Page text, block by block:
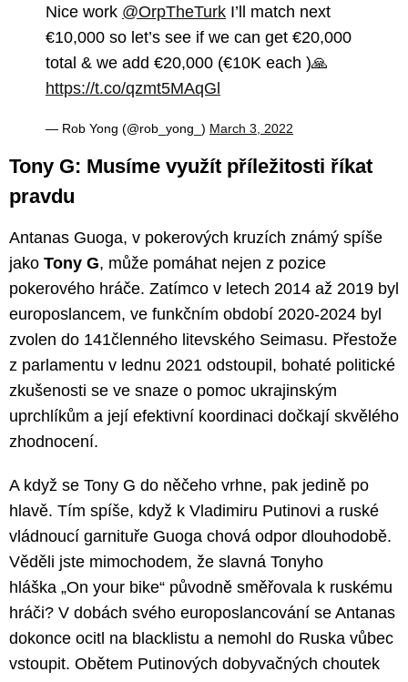
Nice work @OrpTheTurk I’ll match next
€10,000 so let’s see if we can get €20,000
total & we add €20,000 (€10K each )🙏
https://t.co/qzmt5MAqGl
— Rob Yong (@rob_yong_) March 3, 2022
Tony G: Musíme využít příležitosti říkat
pravdu
Antanas Guoga, v pokerových kruzích známý spíše
jako Tony G, může pomáhat nejen z pozice
pokerového hráče. Zatímco v letech 2014 až 2019 byl
europoslancem, ve funkčním období 2020-2024 byl
zvolen do 141členného litevského Seimasu. Přestože
z parlamentu v lednu 2021 odstoupil, bohaté politické
zkušenosti se ve snaze o pomoc ukrajinským
uprchlíkům a její efektivní koordinaci dočkají skvělého
zhodnocení.
A když se Tony G do něčeho vrhne, pak jedině po
hlavě. Tím spíše, když k Vladimiru Putinovi a ruské
vládnoucí garnituře Guoga chová odpor dlouhodobě.
Věděli jste mimochodem, že slavná Tonyho
hláška „On your bike“ původně směřovala k ruskému
hráči? V dobách svého europoslancování se Antanas
dokonce ocitl na blacklistu a nemohl do Ruska vůbec
vstoupit. Obětem Putinových dobyvačných choutek